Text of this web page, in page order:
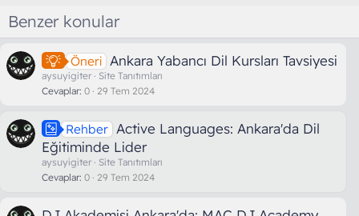
Benzer konular
Öneri Ankara Yabancı Dil Kursları Tavsiyesi
aysuyigiter
Site Tanıtımları
Cevaplar 0 29 Tem 2024
Rehber Active Languages: Ankara'da Dil
Eğitiminde Lider
aysuyigiter
Site Tanıtımları
Cevaplar 0 29 Tem 2024